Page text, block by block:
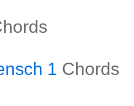
1 Chords